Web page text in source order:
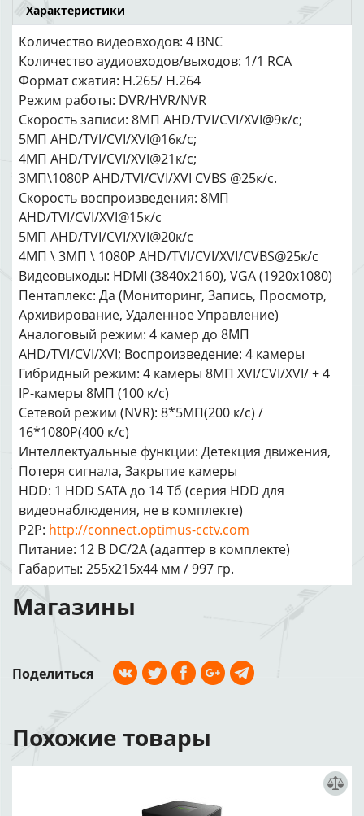
Характеристики
Количество видеовходов: 4 BNC
Количество аудиовходов/выходов: 1/1 RCA
Формат сжатия: H.265/ H.264
Режим работы: DVR/HVR/NVR
Скорость записи: 8MП AHD/TVI/CVI/XVI@9к/с;
5MП AHD/TVI/CVI/XVI@16к/с;
4MП AHD/TVI/CVI/XVI@21к/с;
3MП\1080P AHD/TVI/CVI/XVI CVBS @25к/с.
Скорость воспроизведения: 8MП
AHD/TVI/CVI/XVI@15к/с
5MП AHD/TVI/CVI/XVI@20к/с
4MП \ 3MП \ 1080P AHD/TVI/CVI/XVI/CVBS@25к/с
Видеовыходы: HDMI (3840x2160), VGA (1920х1080)
Пентаплекс: Да (Мониторинг, Запись, Просмотр,
Архивирование, Удаленное Управление)
Аналоговый режим: 4 камер до 8MП
AHD/TVI/CVI/XVI; Воспроизведение: 4 камеры
Гибридный режим: 4 камеры 8МП XVI/CVI/XVI/ + 4
IP-камеры 8MП (100 к/с)
Сетевой режим (NVR): 8*5МП(200 к/с) /
16*1080P(400 к/с)
Интеллектуальные функции: Детекция движения,
Потеря сигнала, Закрытие камеры
HDD: 1 HDD SATA до 14 Тб (серия HDD для
видеонаблюдения, не в комплекте)
P2P: http://connect.optimus-cctv.com
Питание: 12 В DC/2А (адаптер в комплекте)
Габариты: 255х215х44 мм / 997 гр.
Магазины
Поделиться
Похожие товары